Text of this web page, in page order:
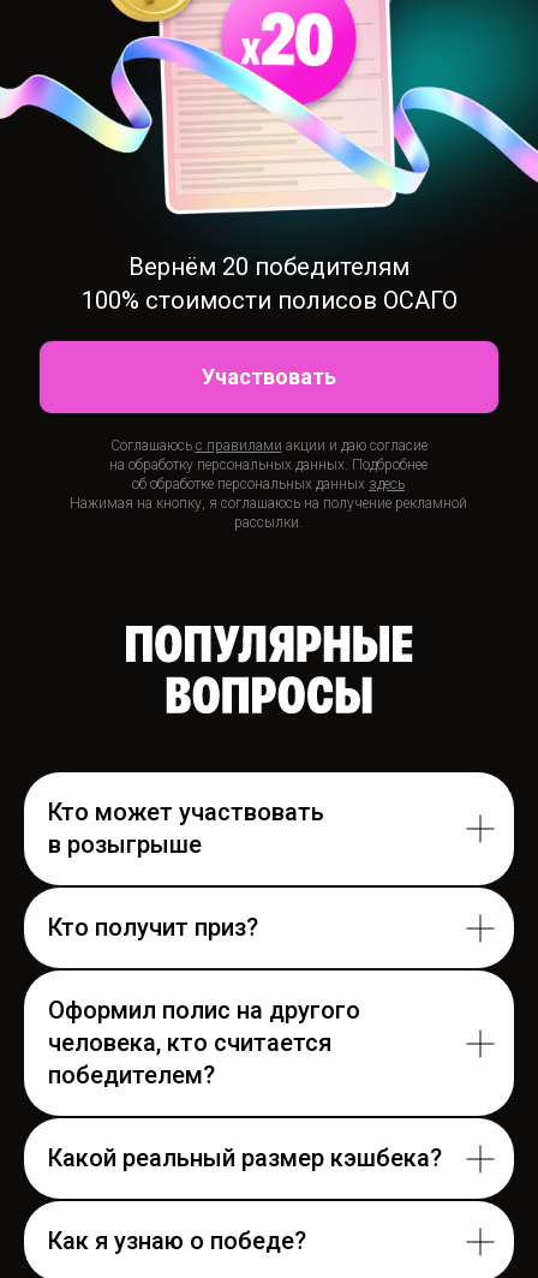
Вернём 20 победителям
100% стоимости полисов ОСАГО
Участвовать
Соглашаюсь с правилами акции и даю согласие
на обработку персональных данных. Подбробнее
об обработке персональных данных здесь
Нажимая на кнопку, я соглашаюсь на получение рекламной
рассылки.
Кто может участвовать
в розыгрыше
Кто получит приз?
Оформил полис на другого
человека, кто считается
победителем?
Какой реальный размер кэшбека?
Как я узнаю о победе?